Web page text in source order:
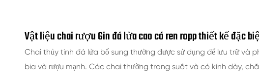
Vật liệu chai rượu Gin đá lửa cao có ren ropp thiết kế đặc
Chai thủy tinh đá lửa bổ sung thường được sử dụng để lưu trữ và
bia và rượu mạnh. Các chai thường trong suốt và có kính dày,